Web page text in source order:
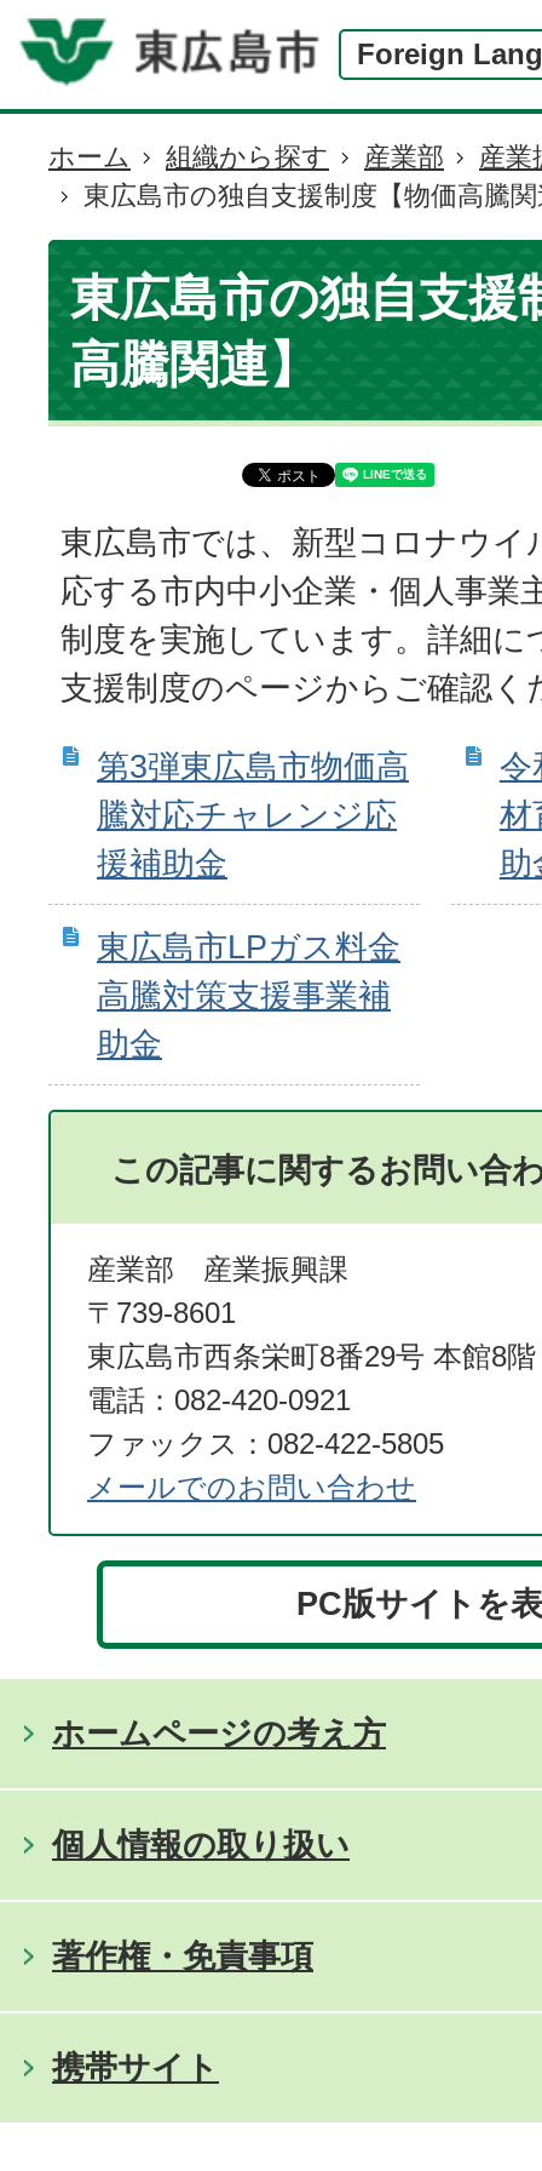
Foreign
現
在
の
位
置
ホーム 組織から探す 産業部
産業
東広島市の独自支援制度【物価高騰
東広島市の独自支援
高騰関連】
東広島市では、新型コロナウイ
応する市内中小企業・個人事業
制度を実施しています。詳細に
支援制度のページからご確認く
第3弾東広島市物価高
騰対応チャレンジ応
援補助金
令
材
助
東広島市LPガス料金
高騰対策支援事業補
助金
この記事に関するお問い合
産業部 産業振興課
〒739-8601
東広島市西条栄町8番29号 本館8階
電話：082-420-0921
ファックス：082-422-5805
メールでのお問い合わせ
PC版サイトを
ホームページの考え方
個人情報の取り扱い
著作権・免責事項
携帯サイト